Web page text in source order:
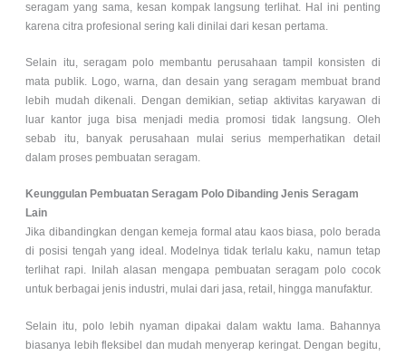
seragam yang sama, kesan kompak langsung terlihat. Hal ini penting
karena citra profesional sering kali dinilai dari kesan pertama.
Selain itu, seragam polo membantu perusahaan tampil konsisten di
mata publik. Logo, warna, dan desain yang seragam membuat brand
lebih mudah dikenali. Dengan demikian, setiap aktivitas karyawan di
luar kantor juga bisa menjadi media promosi tidak langsung. Oleh
sebab itu, banyak perusahaan mulai serius memperhatikan detail
dalam proses pembuatan seragam.
Keunggulan Pembuatan Seragam Polo Dibanding Jenis Seragam
Lain
Jika dibandingkan dengan kemeja formal atau kaos biasa, polo berada
di posisi tengah yang ideal. Modelnya tidak terlalu kaku, namun tetap
terlihat rapi. Inilah alasan mengapa pembuatan seragam polo cocok
untuk berbagai jenis industri, mulai dari jasa, retail, hingga manufaktur.
Selain itu, polo lebih nyaman dipakai dalam waktu lama. Bahannya
biasanya lebih fleksibel dan mudah menyerap keringat. Dengan begitu,